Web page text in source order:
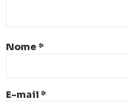
Nome*
E-mail*